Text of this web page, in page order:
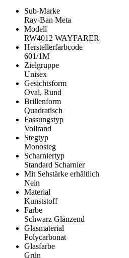
Sub-Marke
Ray-Ban Meta
Modell
RW4012 WAYFARER
Herstellerfarbcode
601/1M
Zielgruppe
Unisex
Gesichtsform
Oval, Rund
Brillenform
Quadratisch
Fassungstyp
Vollrand
Stegtyp
Monosteg
Scharniertyp
Standard Scharnier
Mit Sehstärke erhältlich
Nein
Material
Kunststoff
Farbe
Schwarz Glänzend
Glasmaterial
Polycarbonat
Glasfarbe
Grün